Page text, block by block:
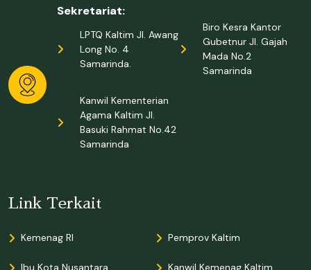
Sekretariat:
LPTQ Kaltim Jl. Awang
Long No. 4
Samarinda.
Biro Kesra Kantor
Gubetnur Jl. Gajah
Mada No.2
Samarinda
Kanwil Kementerian
Agama Kaltim Jl.
Basuki Rahmat No.42
Samarinda
Link Terkait
Kemenag RI Pemprov Kaltim
Ibu Kota Nusantara Kanwil Kemenag Kaltim